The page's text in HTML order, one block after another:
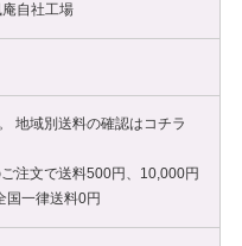
自社工場
地域別送料の確認はコチラ
注文で送料500円、10,000円
国一律送料0円